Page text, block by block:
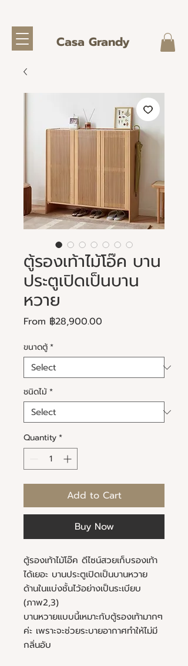
Casa Grandy
ตู้รองเท้าไม้โอ๊ค บาน
ประตูเปิดเป็นบาน
หวาย
From ฿28,900.00
ขนาดตู้*
ชนิดไม้*
Quantity*
Add to Cart
Buy Now
ตู้รองเท้าไม้โอ๊ค ดีไซน์สวยเก็บรองเท้า
ได้เยอะ บานประตูเปิดเป็นบานหวาย
ด้านในแบ่งชั้นไว้อย่างเป็นระเบียบ
(ภาพ2,3)
บานหวายแบบนี้เหมาะกับตู้รองเท้ามากๆ
ค่ะ เพราะจะช่วยระบายอากาศทำให้ไม่มี
กลิ่นอับ